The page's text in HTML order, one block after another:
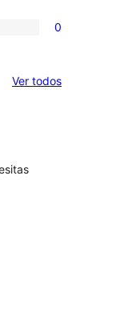
0
Ver todoslos